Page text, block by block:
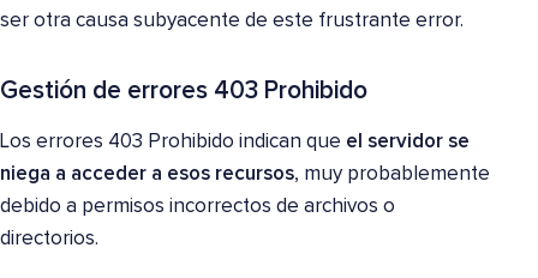
ser otra causa subyacente de este frustrante error.
Gestión de errores 403 Prohibido
Los errores 403 Prohibido indican que el servidor se
niega a acceder a esos recursos, muy probablemente
debido a permisos incorrectos de archivos o
directorios.